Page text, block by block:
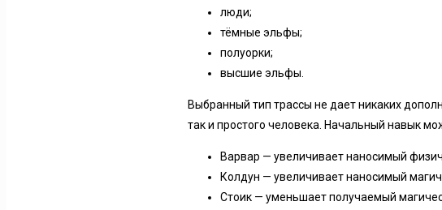
люди;
тёмные эльфы;
полуорки;
высшие эльфы.
Выбранный тип трассы не дает никаких
так и простого человека. Начальный навык
Варвар — увеличивает наносимый
Колдун — увеличивает наносимый
Стоик — уменьшает получаемый